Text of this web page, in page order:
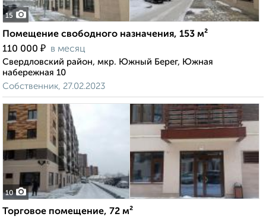
15
Помещение свободного назначения, 153 м²
110 000 ₽ в месяц
Свердловский район, мкр. Южный Берег, Южная
набережная 10
Собственник, 27.02.2023
10
Торговое помещение, 72 м²